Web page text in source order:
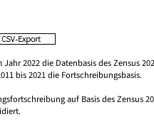
2022 die Datenbasis des Zensus
bis 2021 die Fortschreibungsbasis.
auf Basis des Zensus